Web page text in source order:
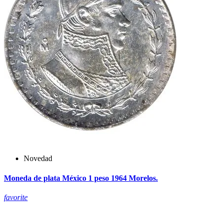
Novedad
Moneda de plata México 1 peso 1964 Morelos.
favorite